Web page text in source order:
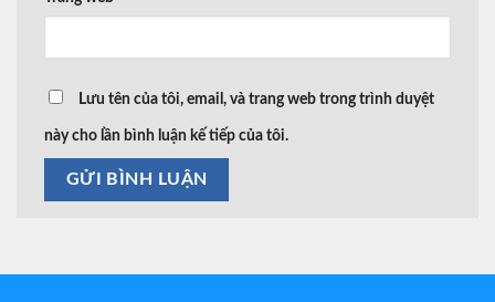
Lưu tên của tôi, email, và trang web trong trình duyệt
này cho lần bình luận kế tiếp của tôi.